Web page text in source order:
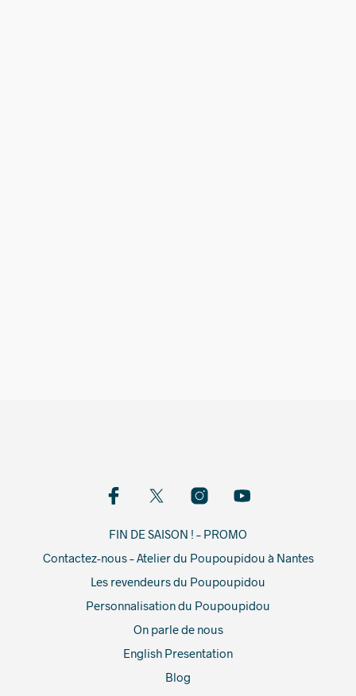
FIN DE SAISON ! – PROMO
Contactez-nous – Atelier du Poupoupidou à Nantes
Les revendeurs du Poupoupidou
Personnalisation du Poupoupidou
On parle de nous
English Presentation
Blog